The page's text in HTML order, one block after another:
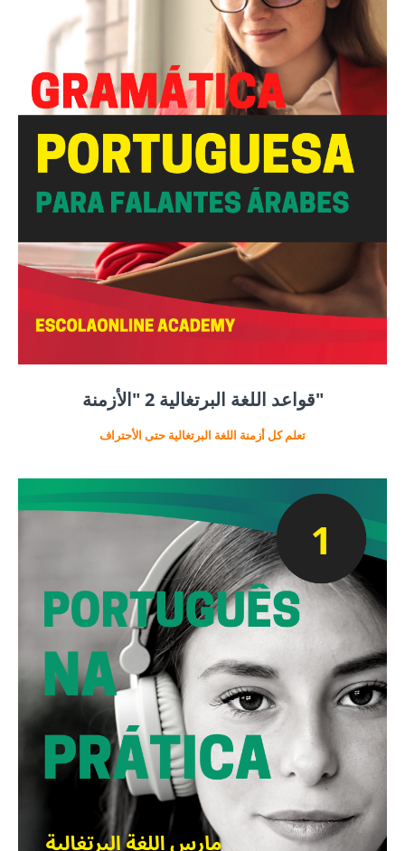
قواعد اللغة البرتغالية 2 "الأزمنة"
تعلم كل أزمنة اللغة البرتغالية حتى الأحتراف